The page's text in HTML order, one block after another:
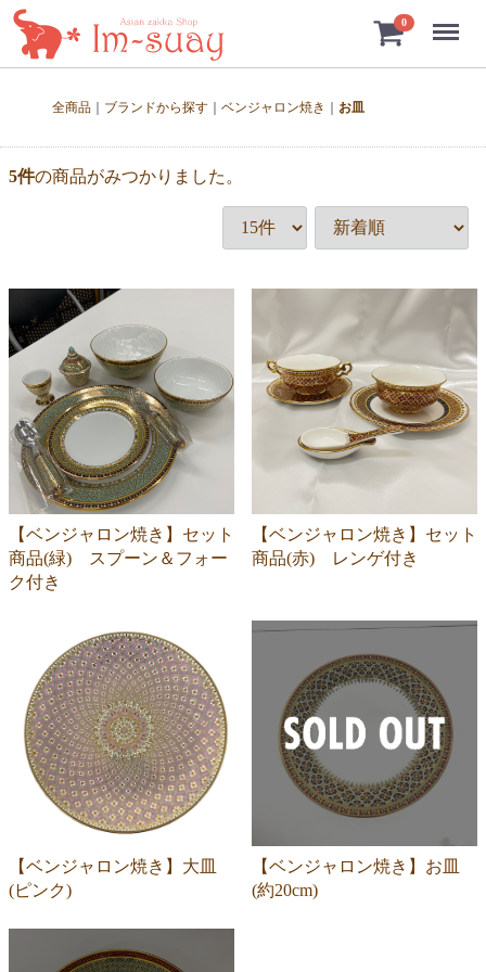
0 Menu
全商品 ブランドから探す ベンジャロン焼き お皿
5件の商品がみつかりました。
【ベンジャロン焼き】セット
商品(緑) スプーン＆フォー
ク付き
【ベンジャロン焼き】セット
商品(赤) レンゲ付き
【ベンジャロン焼き】大皿
(ピンク)
【ベンジャロン焼き】お皿
(約20cm)